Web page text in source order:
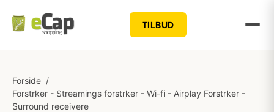
TILBUD
Forside /
Forstrker - Streamings forstrker - Wi-fi - Airplay Forstrker -
Surround receivere